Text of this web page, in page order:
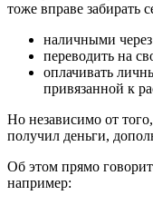
тоже вправе забирать
наличными через
переводить на
оплачивать
привязанной к
Но независимо от
получил деньги,
Об этом прямо
например: